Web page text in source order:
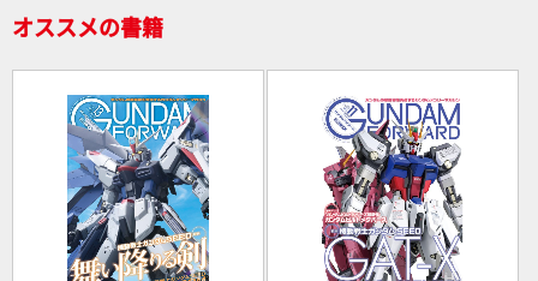
オススメの書籍